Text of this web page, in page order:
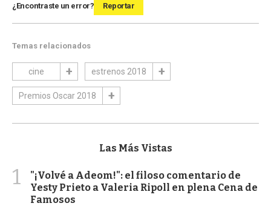
¿Encontraste un error? Reportar
Temas relacionados
cine estrenos 2018
Premios Oscar 2018
Las Más Vistas
1
"¡Volvé a Adeom!": el filoso comentario de
Yesty Prieto a Valeria Ripoll en plena Cena de
Famosos